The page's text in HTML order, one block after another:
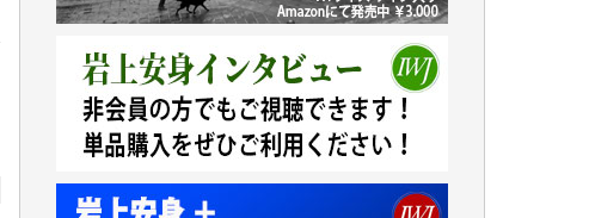
及川昭男 様
藤田英之 様
藤岡比左志 様
井出 隆太 様
小池説夫 様